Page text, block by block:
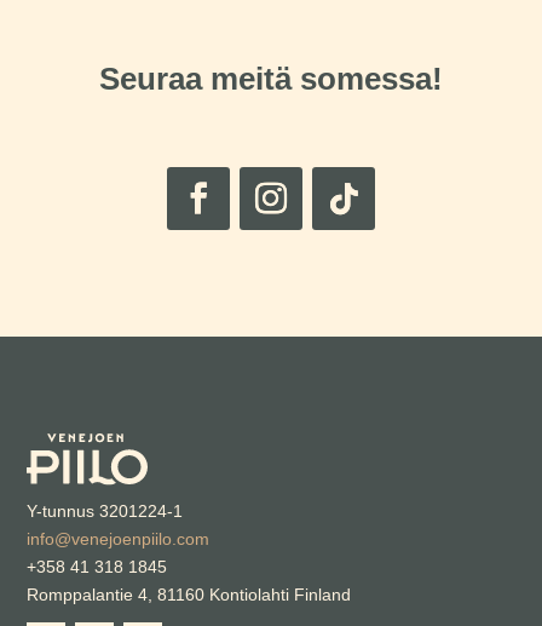
Seuraa meitä somessa!
Y-tunnus 3201224-1
info@venejoenpiilo.com
+358 41 318 1845
Romppalantie 4, 81160 Kontiolahti Finland